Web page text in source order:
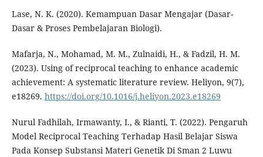
Lase, N. K. (2020). Kemampuan Dasar Mengajar (Dasar-
Dasar & Proses Pembelajaran Biologi).
Mafarja, N., Mohamad, M. M., Zulnaidi, H., & Fadzil, H. M.
(2023). Using of reciprocal teaching to enhance academic
achievement: A systematic literature review. Heliyon, 9(7),
e18269. https://doi.org/10.1016/j.heliyon.2023.e18269
Nurul Fadhilah, Irmawanty, I., & Rianti, T. (2022). Pengaruh
Model Reciprocal Teaching Terhadap Hasil Belajar Siswa
Pada Konsep Substansi Materi Genetik Di Sman 2 Luwu